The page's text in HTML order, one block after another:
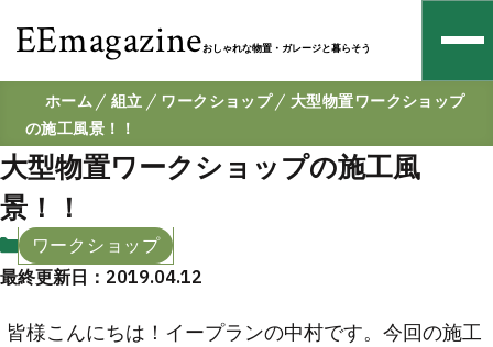
EEmagazineおしゃれな物置・ガレージと暮らそう
ホーム 組立 ワークショップ
大型物置ワークショップ
の施工風景！！
大型物置ワークショップの施工風
景！！
ワークショップ
最終更新日：2019.04.12
皆様こんにちは！イープランの中村です。今回の施工